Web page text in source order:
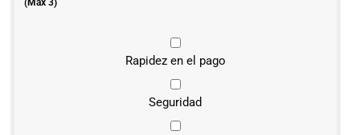
Rapidez en el pago
Seguridad